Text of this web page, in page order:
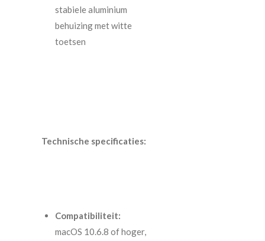
stabiele aluminium
behuizing met witte
toetsen
Technische specificaties:
Compatibiliteit:
macOS 10.6.8 of hoger,